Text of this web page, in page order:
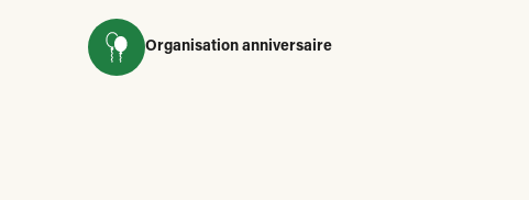
Organisation anniversaire